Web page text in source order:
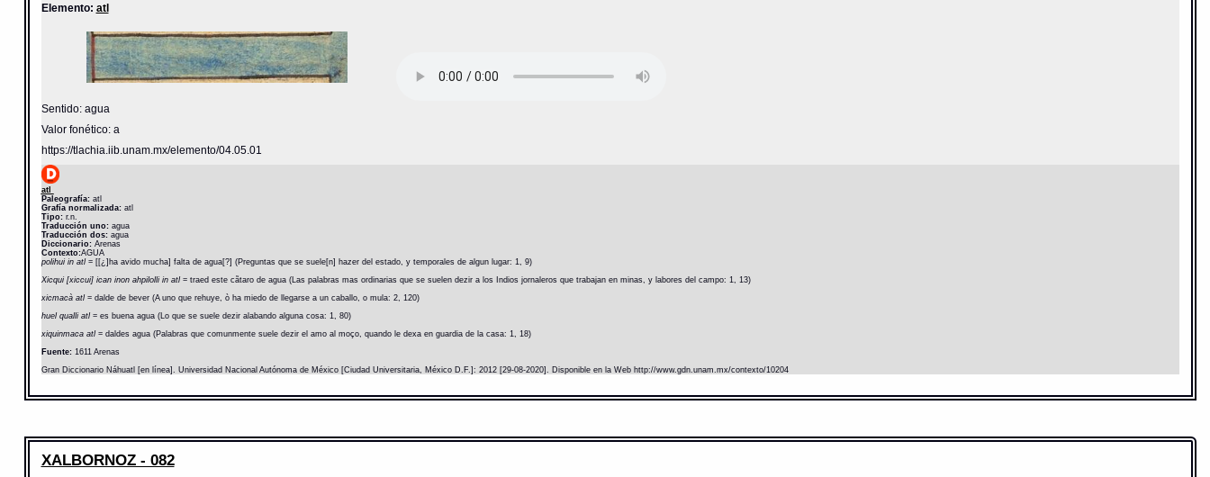
Elemento: atl
Sentido: agua
Valor fonético: a
https://tlachia.iib.unam.mx/elemento/04.05.01
atl
Paleografía:atl
Grafía normalizada:atl
Tipo:r.n.
Traducción uno:agua
Traducción dos:agua
Diccionario: Arenas
Contexto:AGUA
polihui in atl = [[¿]ha avido mucha] falta de agua[?] (Preguntas que se suele[n] hazer del estado, y temporales de algun lugar: 1, 9)
Xicqui [xiccui] ican inon ahpilolli in atl = traed este cãtaro de agua (Las palabras mas ordinarias que se suelen dezir a los Indios jornaleros que trabajan en minas, y labores del campo: 1, 13)
xicmacà atl = dalde de bever (A uno que rehuye, ò ha miedo de llegarse a un caballo, o mula: 2, 120)
huel qualli atl = es buena agua (Lo que se suele dezir alabando alguna cosa: 1, 80)
xiquinmaca atl = daldes agua (Palabras que comunmente suele dezir el amo al moço, quando le dexa en guardia de la casa: 1, 18)
Fuente:1611 Arenas
Gran Diccionario Náhuatl [en línea]. Universidad Nacional Autónoma de México [Ciudad Universitaria, México D.F.]: 2012 [29-08-2020]. Disponible en la Web http://www.gdn.unam.mx/contexto/10204
XALBORNOZ - 082